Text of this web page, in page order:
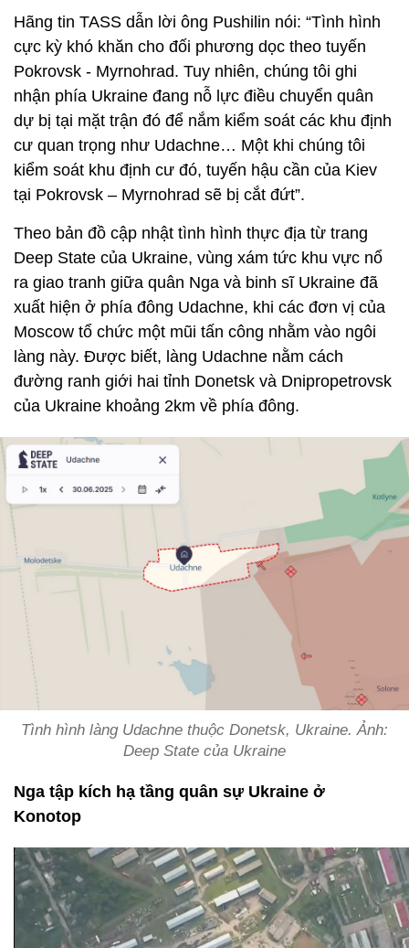
Hãng tin TASS dẫn lời ông Pushilin nói: “Tình hình
cực kỳ khó khăn cho đối phương dọc theo tuyến
Pokrovsk - Myrnohrad. Tuy nhiên, chúng tôi ghi
nhận phía Ukraine đang nỗ lực điều chuyển quân
dự bị tại mặt trận đó để nắm kiểm soát các khu định
cư quan trọng như Udachne… Một khi chúng tôi
kiểm soát khu định cư đó, tuyến hậu cần của Kiev
tại Pokrovsk – Myrnohrad sẽ bị cắt đứt”.
Theo bản đồ cập nhật tình hình thực địa từ trang
Deep State của Ukraine, vùng xám tức khu vực nổ
ra giao tranh giữa quân Nga và binh sĩ Ukraine đã
xuất hiện ở phía đông Udachne, khi các đơn vị của
Moscow tổ chức một mũi tấn công nhằm vào ngôi
làng này. Được biết, làng Udachne nằm cách
đường ranh giới hai tỉnh Donetsk và Dnipropetrovsk
của Ukraine khoảng 2km về phía đông.
Tình hình làng Udachne thuộc Donetsk, Ukraine. Ảnh:
Deep State của Ukraine
Nga tập kích hạ tầng quân sự Ukraine ở
Konotop